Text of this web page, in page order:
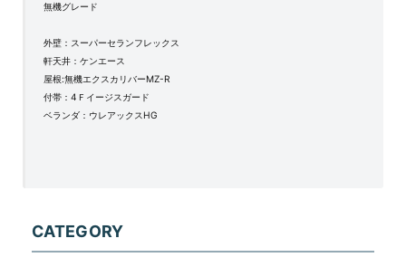
無機グレード
外壁：スーパーセランフレックス
軒天井：ケンエース
屋根:無機エクスカリバーMZ-R
付帯：4Ｆイージスガード
ベランダ：ウレアックスHG
CATEGORY